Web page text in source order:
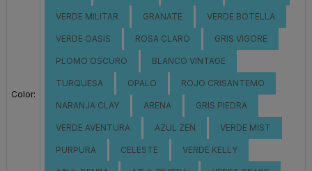
Color:
VERDE MILITAR GRANATE VERDE BOTELLA
VERDE OASIS ROSA CLARO GRIS VIGORE
PLOMO OSCURO BLANCO VINTAGE
TURQUESA OPALO ROJO CRISANTEMO
NARANJA CLAY ARENA GRIS PIEDRA
VERDE AVENTURA AZUL ZEN VERDE MIST
PURPURA CELESTE VERDE KELLY